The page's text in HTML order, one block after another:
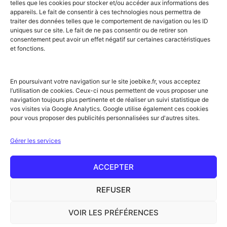
telles que les cookies pour stocker et/ou accéder aux informations des
appareils. Le fait de consentir à ces technologies nous permettra de
traiter des données telles que le comportement de navigation ou les ID
uniques sur ce site. Le fait de ne pas consentir ou de retirer son
consentement peut avoir un effet négatif sur certaines caractéristiques
et fonctions.
En poursuivant votre navigation sur le site joebike.fr, vous acceptez
l’utilisation de cookies. Ceux-ci nous permettent de vous proposer une
navigation toujours plus pertinente et de réaliser un suivi statistique de
vos visites via Google Analytics. Google utilise également ces cookies
pour vous proposer des publicités personnalisées sur d'autres sites.
Gérer les services
ACCEPTER
REFUSER
VOIR LES PRÉFÉRENCES
Frontignan
Gourette
Gruissan
Hendaye
Hossegor
Luz-Saint-Sauveur
Marennes
Marseille
Méribel
Vendays-
Montalivet
Villard-de-Lans
Villarodin-Bourget
Achat de vélo
Atelier vélo
Livraison à domicile
Itinéraires vélo
Sorties guidées
NOTRE RÉSEAU ET PARTENAIRES
Offre partenaires hébergeurs
Label Accueil Vélo
Rejoignez le réseau !